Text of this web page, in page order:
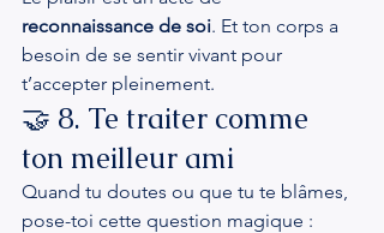
reconnaissance de soi. Et ton corps a
besoin de se sentir vivant pour
t’accepter pleinement.
🤝 8. Te traiter comme
ton meilleur ami
Quand tu doutes ou que tu te blâmes,
pose-toi cette question magique :